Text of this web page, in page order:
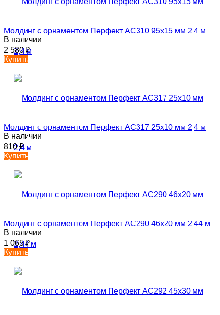
Молдинг с орнаментом Перфект AC310 95х15 мм 2,4 м
В наличии
2 580₽
Купить
Молдинг с орнаментом Перфект AC317 25х10 мм 2,4 м
В наличии
810₽
Купить
Молдинг с орнаментом Перфект AC290 46х20 мм 2,44 м
В наличии
1 065₽
Купить